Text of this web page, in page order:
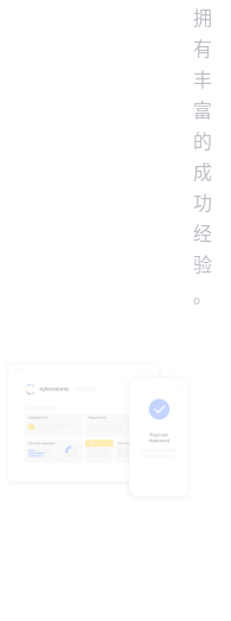
拥
有
丰
富
的
成
功
经
验
。